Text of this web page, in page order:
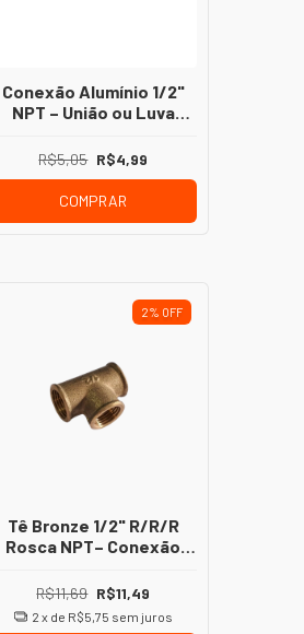
Conexão Alumínio 1/2"
NPT – União ou Luva
Instalação de Gás
R$5,05 R$4,99
COMPRAR
2% OFF
Tê Bronze 1/2" R/R/R
Rosca NPT– Conexão
R$11,69 R$11,49
2 x de R$5,75 sem juros